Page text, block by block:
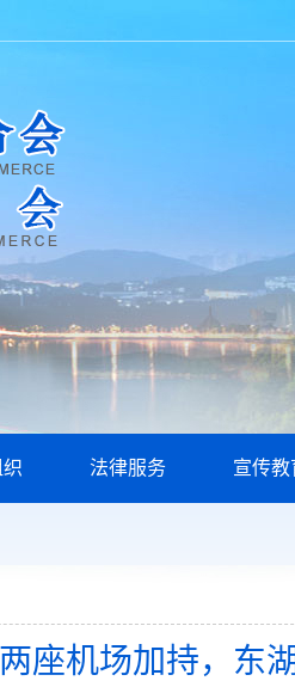
法律服务 宣传教
座机场加持，东